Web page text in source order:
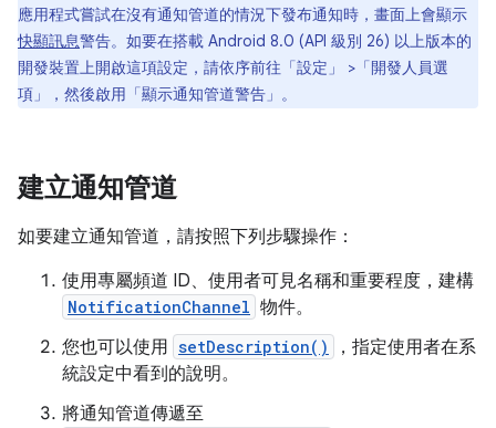
應用程式嘗試在沒有通知管道的情況下發布通知時，畫面上會顯示
快顯訊息警告。如要在搭載 Android 8.0 (API 級別 26) 以上版本的
開發裝置上開啟這項設定，請依序前往「設定」
>「開發人員選
項」
，然後啟用「顯示通知管道警告」 。
建立通知管道
如要建立通知管道，請按照下列步驟操作：
使用專屬頻道 ID、使用者可見名稱和重要程度，建構
NotificationChannel 物件。
您也可以使用 setDescription()
，指定使用者在系
統設定中看到的說明。
將通知管道傳遞至